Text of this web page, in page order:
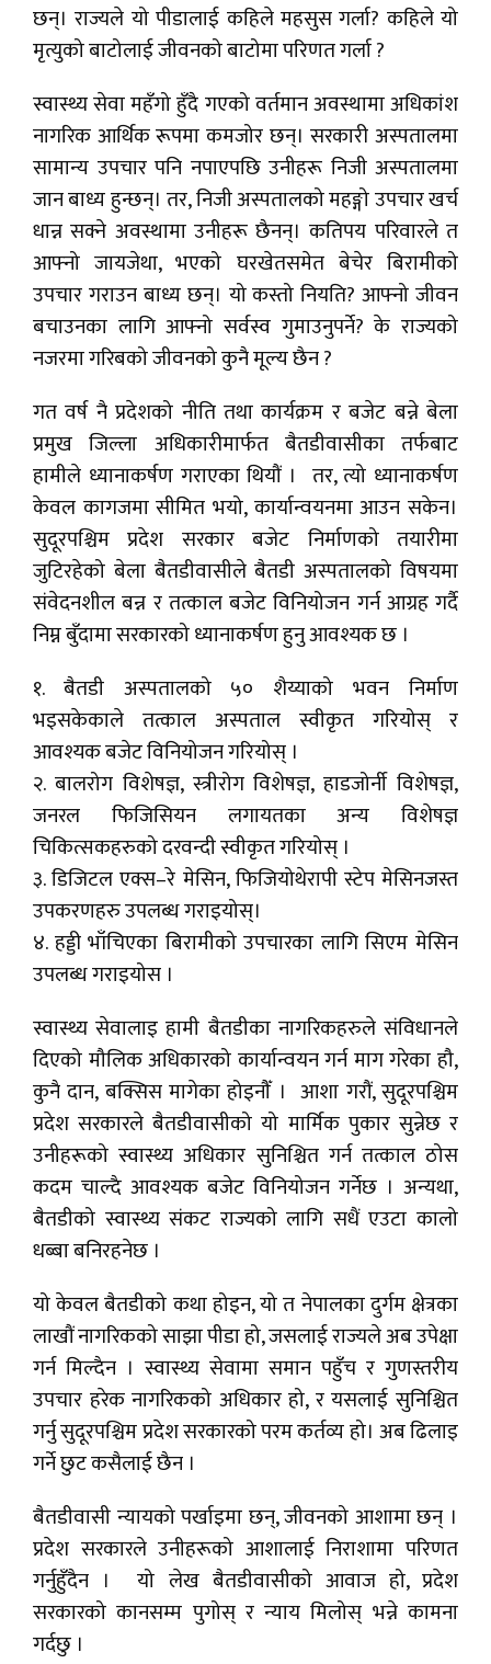
छन्। राज्यले यो पीडालाई कहिले महसुस गर्ला? कहिले यो
मृत्युको बाटोलाई जीवनको बाटोमा परिणत गर्ला ?
स्वास्थ्य सेवा महँगो हुँदै गएको वर्तमान अवस्थामा अधिकांश
नागरिक आर्थिक रूपमा कमजोर छन्। सरकारी अस्पतालमा
सामान्य उपचार पनि नपाएपछि उनीहरू निजी अस्पतालमा
जान बाध्य हुन्छन्। तर, निजी अस्पतालको महङ्गो उपचार खर्च
धान्न सक्ने अवस्थामा उनीहरू छैनन्। कतिपय परिवारले त
आफ्नो जायजेथा, भएको घरखेतसमेत बेचेर बिरामीको
उपचार गराउन बाध्य छन्। यो कस्तो नियति? आफ्नो जीवन
बचाउनका लागि आफ्नो सर्वस्व गुमाउनुपर्ने? के राज्यको
नजरमा गरिबको जीवनको कुनै मूल्य छैन ?
गत वर्ष नै प्रदेशको नीति तथा कार्यक्रम र बजेट बन्ने बेला
प्रमुख जिल्ला अधिकारीमार्फत बैतडीवासीका तर्फबाट
हामीले ध्यानाकर्षण गराएका थियौं । तर, त्यो ध्यानाकर्षण
केवल कागजमा सीमित भयो, कार्यान्वयनमा आउन सकेन।
सुदूरपश्चिम प्रदेश सरकार बजेट निर्माणको तयारीमा
जुटिरहेको बेला बैतडीवासीले बैतडी अस्पतालको विषयमा
संवेदनशील बन्न र तत्काल बजेट विनियोजन गर्न आग्रह गर्दै
निम्न बुँदामा सरकारको ध्यानाकर्षण हुनु आवश्यक छ ।
१. बैतडी अस्पतालको ५० शैय्याको भवन निर्माण
भइसकेकाले तत्काल अस्पताल स्वीकृत गरियोस् र
आवश्यक बजेट विनियोजन गरियोस् ।
२. बालरोग विशेषज्ञ, स्त्रीरोग विशेषज्ञ, हाडजोर्नी विशेषज्ञ,
जनरल फिजिसियन लगायतका अन्य विशेषज्ञ
चिकित्सकहरुको दरवन्दी स्वीकृत गरियोस् ।
३. डिजिटल एक्स–रे मेसिन, फिजियोथेरापी स्टेप मेसिनजस्त
उपकरणहरु उपलब्ध गराइयोस्।
४. हड्डी भाँचिएका बिरामीको उपचारका लागि सिएम मेसिन
उपलब्ध गराइयोस ।
स्वास्थ्य सेवालाइ हामी बैतडीका नागरिकहरुले संविधानले
दिएको मौलिक अधिकारको कार्यान्वयन गर्न माग गरेका हौ,
कुनै दान, बक्सिस मागेका होइनौँ । आशा गरौं, सुदूरपश्चिम
प्रदेश सरकारले बैतडीवासीको यो मार्मिक पुकार सुन्नेछ र
उनीहरूको स्वास्थ्य अधिकार सुनिश्चित गर्न तत्काल ठोस
कदम चाल्दै आवश्यक बजेट विनियोजन गर्नेछ । अन्यथा,
बैतडीको स्वास्थ्य संकट राज्यको लागि सधैं एउटा कालो
धब्बा बनिरहनेछ ।
यो केवल बैतडीको कथा होइन, यो त नेपालका दुर्गम क्षेत्रका
लाखौं नागरिकको साझा पीडा हो, जसलाई राज्यले अब उपेक्षा
गर्न मिल्दैन । स्वास्थ्य सेवामा समान पहुँच र गुणस्तरीय
उपचार हरेक नागरिकको अधिकार हो, र यसलाई सुनिश्चित
गर्नु सुदूरपश्चिम प्रदेश सरकारको परम कर्तव्य हो। अब ढिलाइ
गर्ने छुट कसैलाई छैन ।
बैतडीवासी न्यायको पर्खाइमा छन्, जीवनको आशामा छन् ।
प्रदेश सरकारले उनीहरूको आशालाई निराशामा परिणत
गर्नुहुँदैन । यो लेख बैतडीवासीको आवाज हो, प्रदेश
सरकारको कानसम्म पुगोस् र न्याय मिलोस् भन्ने कामना
गर्दछु ।